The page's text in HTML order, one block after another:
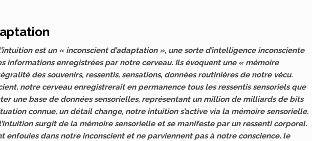
est un « inconscient d’adaptation », une sorte d’intelligence inconsciente
informations enregistrées par notre cerveau. Ils évoquent une « mémoire
des souvenirs, ressentis, sensations, données routinières de notre vécu.
notre cerveau enregistrerait en permanence tous les ressentis sensoriels que
une base de données sensorielles, représentant un million de milliards de bits
connue, un détail change, notre intuition s’active via la mémoire sensorielle.
surgit de la mémoire sensorielle et se manifeste par un ressenti corporel.
enfouies dans notre inconscient et ne parviennent pas à notre conscience, le